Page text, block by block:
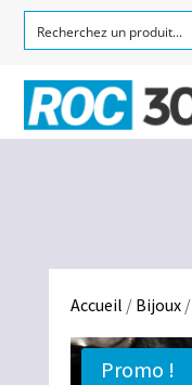
Accueil / Bijoux/
Promo !